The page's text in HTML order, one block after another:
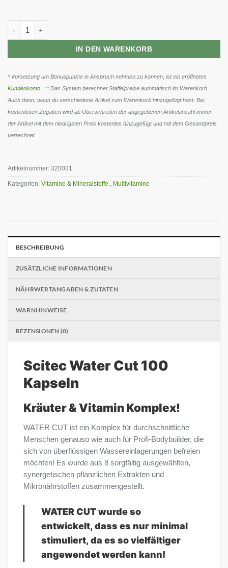
Scitec Water Cut 100 Kapseln Menge
IN DEN WARENKORB
* Vorsetzung um Bonuspunkte in Anspruch nehmen zu können, ist ein eröffnetes
Kundenkonto . ** Das System berechnet Staffelpreise automatisch im Warenkorb.
Auch dann, wenn du verschiedene Artikel zum Warenkorb hinzugefügt hast. Bei
kostenlosen Zugaben wird ab Überschreiten der angegebenen Artikelanzahl immer
der Artikel mit dem niedrigsten Preis kostenlos hinzugefügt und mit dem Gesamtpreis
verrechnet.
Artikelnummer: 320031
Kategorien: Vitamine & Mineralstoffe , Multivitamine
BESCHREIBUNG
ZUSÄTZLICHE INFORMATIONEN
NÄHRWERTANGABEN & ZUTATEN
WARNHINWEISE
REZENSIONEN (0)
Scitec Water Cut 100
Kapseln
Kräuter & Vitamin Komplex!
WATER CUT ist ein Komplex für durchschnittliche
Menschen genauso wie auch für Profi-Bodybuilder, die
sich von überflüssigen Wassereinlagerungen befreien
möchten! Es wurde aus 8 sorgfältig ausgewählten,
synergetischen pflanzlichen Extrakten und
Mikronährstoffen zusammengestellt.
WATER CUT wurde so
entwickelt, dass es nur minimal
stimuliert, da es so vielfältiger
angewendet werden kann!